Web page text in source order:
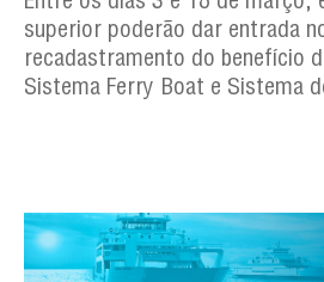
superior poderão dar entrada
recadastramento do benefício
Sistema Ferry Boat e Sistema